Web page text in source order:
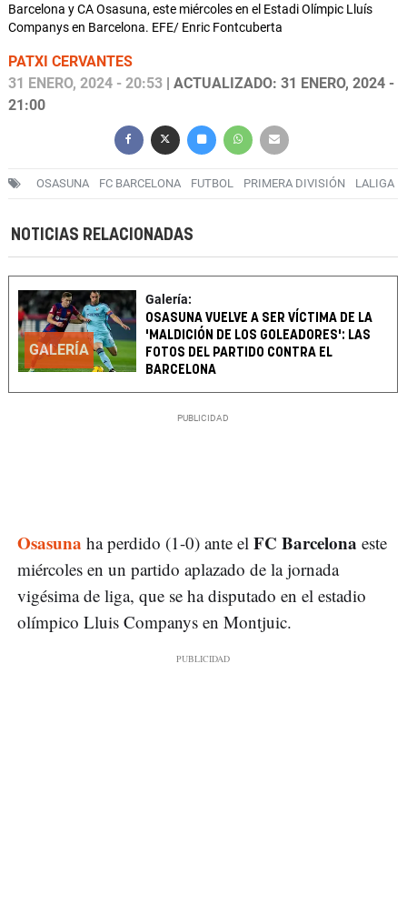
Barcelona y CA Osasuna, este miércoles en el Estadi Olímpic Lluís
Companys en Barcelona. EFE/ Enric Fontcuberta
PATXI CERVANTES
31 ENERO, 2024 - 20:53 | ACTUALIZADO: 31 ENERO, 2024 -
21:00
OSASUNA FC BARCELONA FUTBOL PRIMERA DIVISIÓN LALIGA
NOTICIAS RELACIONADAS
GALERÍA
Galería:
OSASUNA VUELVE A SER VÍCTIMA DE LA
'MALDICIÓN DE LOS GOLEADORES': LAS
FOTOS DEL PARTIDO CONTRA EL
BARCELONA
Osasuna ha perdido (1-0) ante el FC Barcelona este
miércoles en un partido aplazado de la jornada
vigésima de liga, que se ha disputado en el estadio
olímpico Lluis Companys en Montjuic.